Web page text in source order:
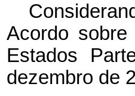
Acordo
Estados
dezembro de